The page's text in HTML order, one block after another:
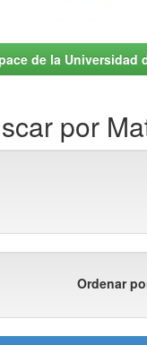
de la Universidad
por
Ordenar